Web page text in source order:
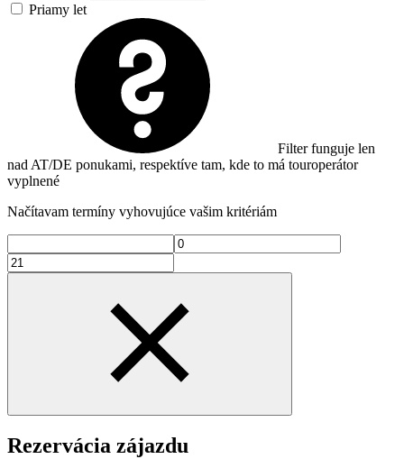
Priamy let
Filter funguje len
nad AT/DE ponukami, respektíve tam, kde to má touroperátor
vyplnené
Načítavam termíny vyhovujúce vašim kritériám
Rezervácia zájazdu